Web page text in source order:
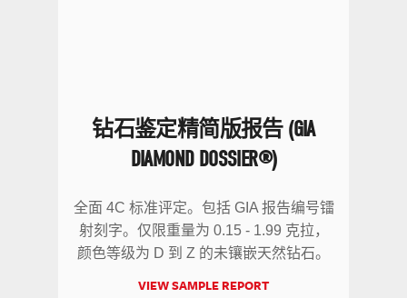
钻石鉴定精简版报告 (GIA
DIAMOND DOSSIER®)
全面 4C 标准评定。包括 GIA 报告编号镭
射刻字。仅限重量为 0.15 - 1.99 克拉，
颜色等级为 D 到 Z 的未镶嵌天然钻石。
VIEW SAMPLE REPORT